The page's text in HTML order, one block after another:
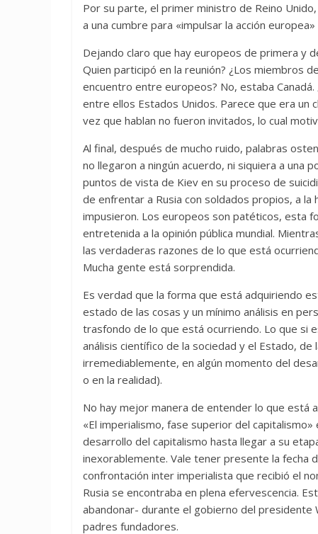
Por su parte, el primer ministro de Reino
a una cumbre para «impulsar la acción
Dejando claro que hay europeos de primera y
Quien participó en la reunión? ¿Los miembros
encuentro entre europeos? No, estaba
entre ellos Estados Unidos. Parece que era un
vez que hablan no fueron invitados, lo cual
Al final, después de mucho ruido, palabras
no llegaron a ningún acuerdo, ni siquiera a una
puntos de vista de Kiev en su proceso de
de enfrentar a Rusia con soldados propios, a la
impusieron. Los europeos son patéticos, esta
entretenida a la opinión pública mundial.
las verdaderas razones de lo que está
Mucha gente está sorprendida.
Es verdad que la forma que está adquiriendo
estado de las cosas y un mínimo análisis en
trasfondo de lo que está ocurriendo. Lo que si
análisis científico de la sociedad y el Estado,
irremediablemente, en algún momento del
o en la realidad).
No hay mejor manera de entender lo que está
«El imperialismo, fase superior del
desarrollo del capitalismo hasta llegar a su
inexorablemente. Vale tener presente la fecha
confrontación inter imperialista que recibió el
Rusia se encontraba en plena efervescencia.
abandonar- durante el gobierno del presidente
padres fundadores.